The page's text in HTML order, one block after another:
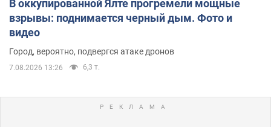
В оккупированной Ялте прогремели мощные
взрывы: поднимается черный дым. Фото и
видео
Город, вероятно, подвергся атаке дронов
7.08.2026 13:26 6,3 т.